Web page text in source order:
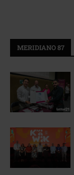
MERIDIANO 87